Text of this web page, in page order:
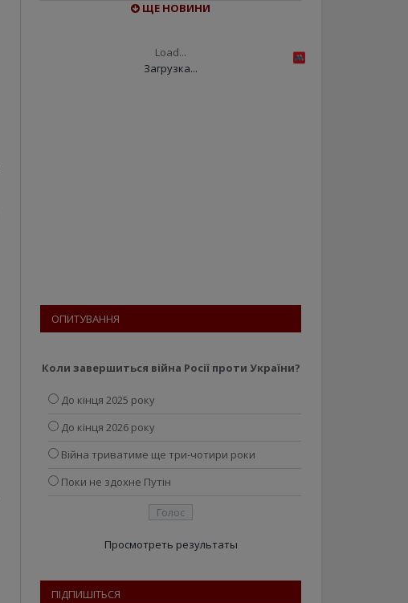
ЩЕ НОВИНИ
Load...
Загрузка...
ОПИТУВАННЯ
Коли завершиться війна Росії проти України?
До кінця 2025 року
До кінця 2026 року
Війна триватиме ще три-чотири роки
Поки не здохне Путін
Просмотреть результаты
ПІДПИШІТЬСЯ